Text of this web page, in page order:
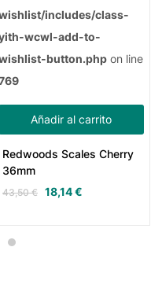
includes/class-
wcwl-add-to-
button.php on line
Añadir al carrito
Redwoods Scales Cherry
36mm
43,50€
El
era:
18,14€
El
es: